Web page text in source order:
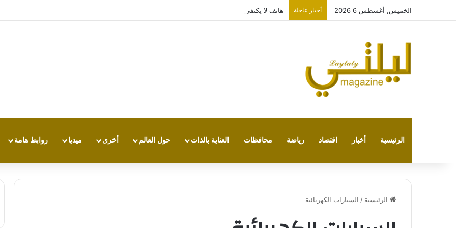
الخميس, أغسطس 6 2026 أخبار عاجلة هاتف لا يكتفي بتشغيل نفسه: تجربة طاقة متقدمة مع HONOR X7e Plus 5G
الرئيسية أخبار اقتصاد رياضة محافظات العناية بالذات حول العالم أخرى ميديا روابط هامة
الرئيسية / السيارات الكهربائية